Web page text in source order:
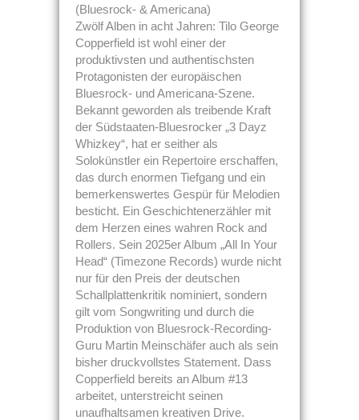
(Bluesrock- & Americana)
Zwölf Alben in acht Jahren: Tilo George
Copperfield ist wohl einer der
produktivsten und authentischsten
Protagonisten der europäischen
Bluesrock- und Americana-Szene.
Bekannt geworden als treibende Kraft
der Südstaaten-Bluesrocker „3 Dayz
Whizkey“, hat er seither als
Solokünstler ein Repertoire erschaffen,
das durch enormen Tiefgang und ein
bemerkenswertes Gespür für Melodien
besticht. Ein Geschichtenerzähler mit
dem Herzen eines wahren Rock and
Rollers. Sein 2025er Album „All In Your
Head“ (Timezone Records) wurde nicht
nur für den Preis der deutschen
Schallplattenkritik nominiert, sondern
gilt vom Songwriting und durch die
Produktion von Bluesrock-Recording-
Guru Martin Meinschäfer auch als sein
bisher druckvollstes Statement. Dass
Copperfield bereits an Album #13
arbeitet, unterstreicht seinen
unaufhaltsamen kreativen Drive.